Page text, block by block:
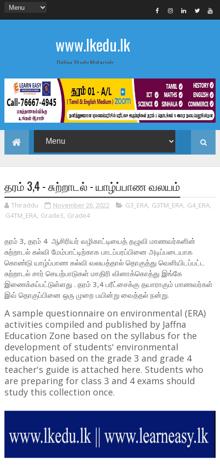
www.lkedu.lk
Online Study Materials
தரம் 3,4 - சுற்றாடல் - யாழ்ப்பாண வலயம்
Thiraddu November 26, 2022 G3_ERA, G3TM_ERA, G4_ERA,
G4TM_ERA, Grade3, Grade4
தரம் 3, தரம் 4 ஆசிரியர் வழிகாட்டியைத் தழுவி மாணவர்களின்
சுற்றாடல் கல்வி மேம்பாட்டிற்காக பாடப்பரப்பினை அடிப்படையாக
கொண்டு யாழ்ப்பாண கல்வி வலயத்தால் தொகுத்து வெளியிடப்பட்ட
சுற்றாடல் சார் செயற்பாடுகள் மாதிரி வினாக்கொத்து இங்கே
இணைக்கப்பட்டுள்ளது . தரம் 3,4 பரீட்சைக்கு தயாராகும் மாணவர்கள்
இவ் தொகுப்பினை ஒரு முறை பயின்று வைத்தல் நன்று.
A sample questionnaire on environmental (ERA)
activities compiled and published by Jaffna
Education Zone based on the syllabus for the
development of students' environmental
education based on the grade 3 and grade 4
teacher's guide is attached here. Students who
are preparing for class 3 and 4 exams should
study this collection once.